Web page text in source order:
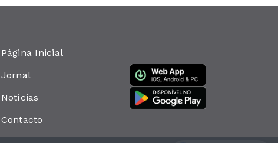
Página Inicial
Jornal
Notícias
Contacto